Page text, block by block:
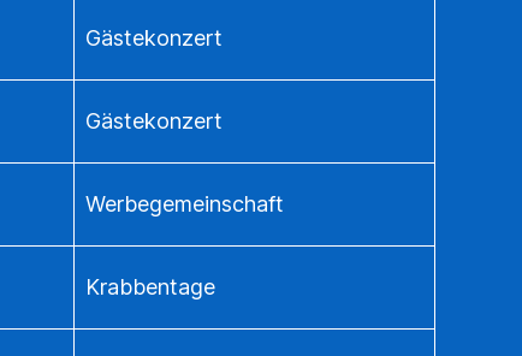
Gästekonzert
Gästekonzert
Werbegemeinschaft
Krabbentage